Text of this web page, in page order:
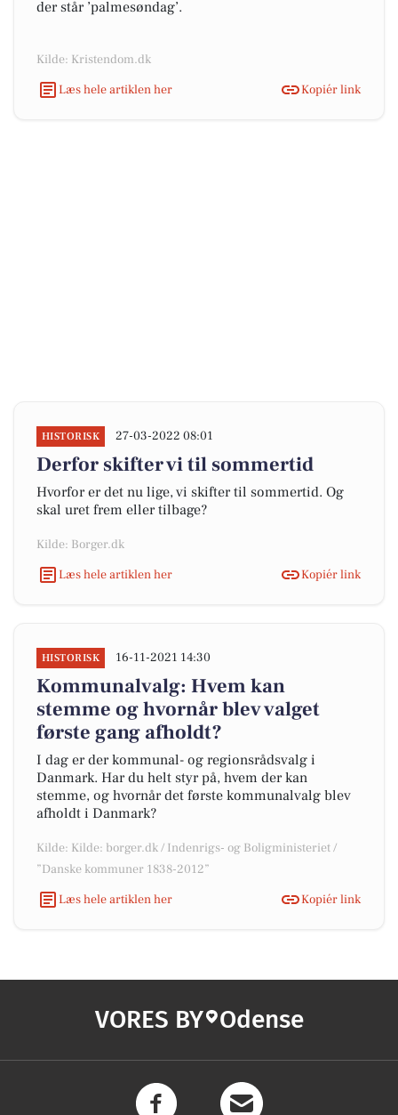
der står ’palmesøndag’.
Kilde: Kristendom.dk
Læs hele artiklen her
Kopiér link
HISTORISK 27-03-2022 08:01
Derfor skifter vi til sommertid
Hvorfor er det nu lige, vi skifter til sommertid. Og
skal uret frem eller tilbage?
Kilde: Borger.dk
Læs hele artiklen her
Kopiér link
HISTORISK 16-11-2021 14:30
Kommunalvalg: Hvem kan
stemme og hvornår blev valget
første gang afholdt?
I dag er der kommunal- og regionsrådsvalg i
Danmark. Har du helt styr på, hvem der kan
stemme, og hvornår det første kommunalvalg blev
afholdt i Danmark?
Kilde: Kilde: borger.dk / Indenrigs- og Boligministeriet /
”Danske kommuner 1838-2012”
Læs hele artiklen her
Kopiér link
VORES BY Odense